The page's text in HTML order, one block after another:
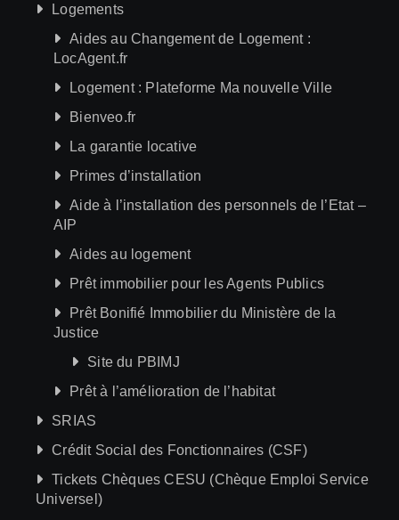
Logements
Aides au Changement de Logement :
LocAgent.fr
Logement : Plateforme Ma nouvelle Ville
Bienveo.fr
La garantie locative
Primes d’installation
Aide à l’installation des personnels de l’Etat –
AIP
Aides au logement
Prêt immobilier pour les Agents Publics
Prêt Bonifié Immobilier du Ministère de la
Justice
Site du PBIMJ
Prêt à l’amélioration de l’habitat
SRIAS
Crédit Social des Fonctionnaires (CSF)
Tickets Chèques CESU (Chèque Emploi Service
Universel)